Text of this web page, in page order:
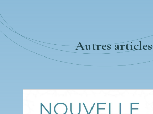
Autres articles